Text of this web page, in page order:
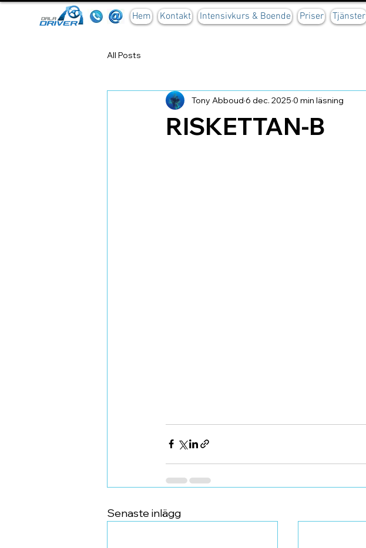
Hem Kontakt Intensivkurs & Boende Priser Tjänster
All Posts
RISKETTAN-B
Tony Abboud 6 dec. 2025 0 min läsning
Senaste inlägg